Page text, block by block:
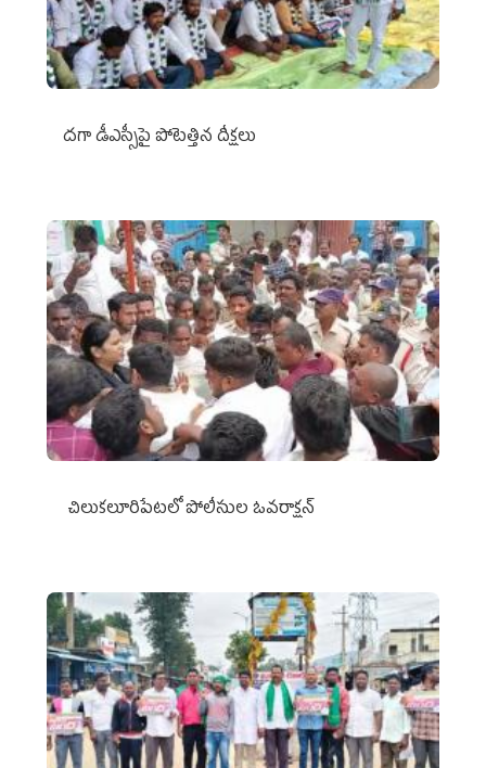
దగా డీఎస్సీపై పోటెత్తిన దీక్షలు
చిలుక‌లూరిపేట‌లో పోలీసుల ఓవ‌రాక్ష‌న్‌